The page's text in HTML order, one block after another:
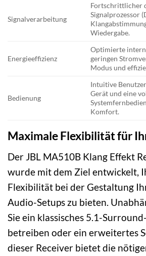
Signalverarbeitung
Fortschrittlicher
Signalprozessor
Wiedergabe.
Energieeffizienz
Optimierte
geringen
Modus und
Bedienung
Intuitive
Gerät und eine
Komfort.
Maximale Flexibilität für
Der JBL MA510B Klang Effekt
wurde mit dem Ziel entwickelt,
Flexibilität bei der Gestaltung
Audio-Setups zu bieten.
Sie ein klassisches 5.1-
betreiben oder ein erweitertes
dieser Receiver bietet die